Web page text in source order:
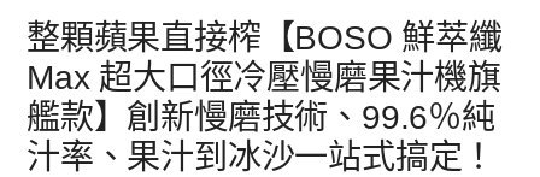
整顆蘋果直接榨【BOSO 鮮萃纖
Max 超大口徑冷壓慢磨果汁機旗
艦款】創新慢磨技術、99.6％純
汁率、果汁到冰沙一站式搞定！